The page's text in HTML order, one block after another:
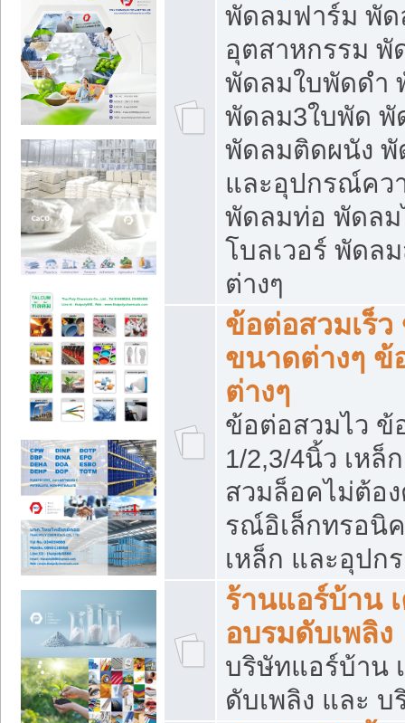
พัดลมฟาร์ม พัด
อุตสาหกรรม
พัดลมใบพัดดำ
พัดลม3ใบพัด พั
พัดลมติดผนัง
และอุปกรณ์คว
พัดลมท่อ พัดลม
โบลเวอร์ พัดล
ต่างๆ
ข้อต่อสวมเร็
ขนาดต่างๆ ข้
ต่างๆ
ข้อต่อสวมไว ข้
1/2,3/4นิ้ว เหล็
สวมล็อคไม่ต้อ
รณ์อิเล็กทรอนิ
เหล็ก และอุปก
ร้านแอร์บ้าน
อบรมดับเพลิง
บริษัทแอร์บ้าน
ดับเพลิง และ